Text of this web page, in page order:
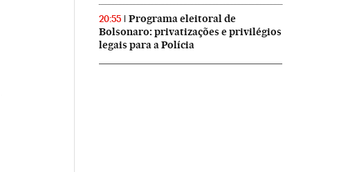
20:55
Programa eleitoral de
Bolsonaro: privatizações e privilégios
legais para a Polícia